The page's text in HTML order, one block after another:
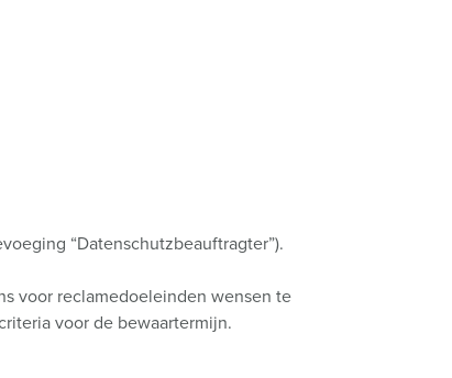
“Datenschutzbeauftragter”).
voor reclamedoeleinden wensen te
voor de bewaartermijn.